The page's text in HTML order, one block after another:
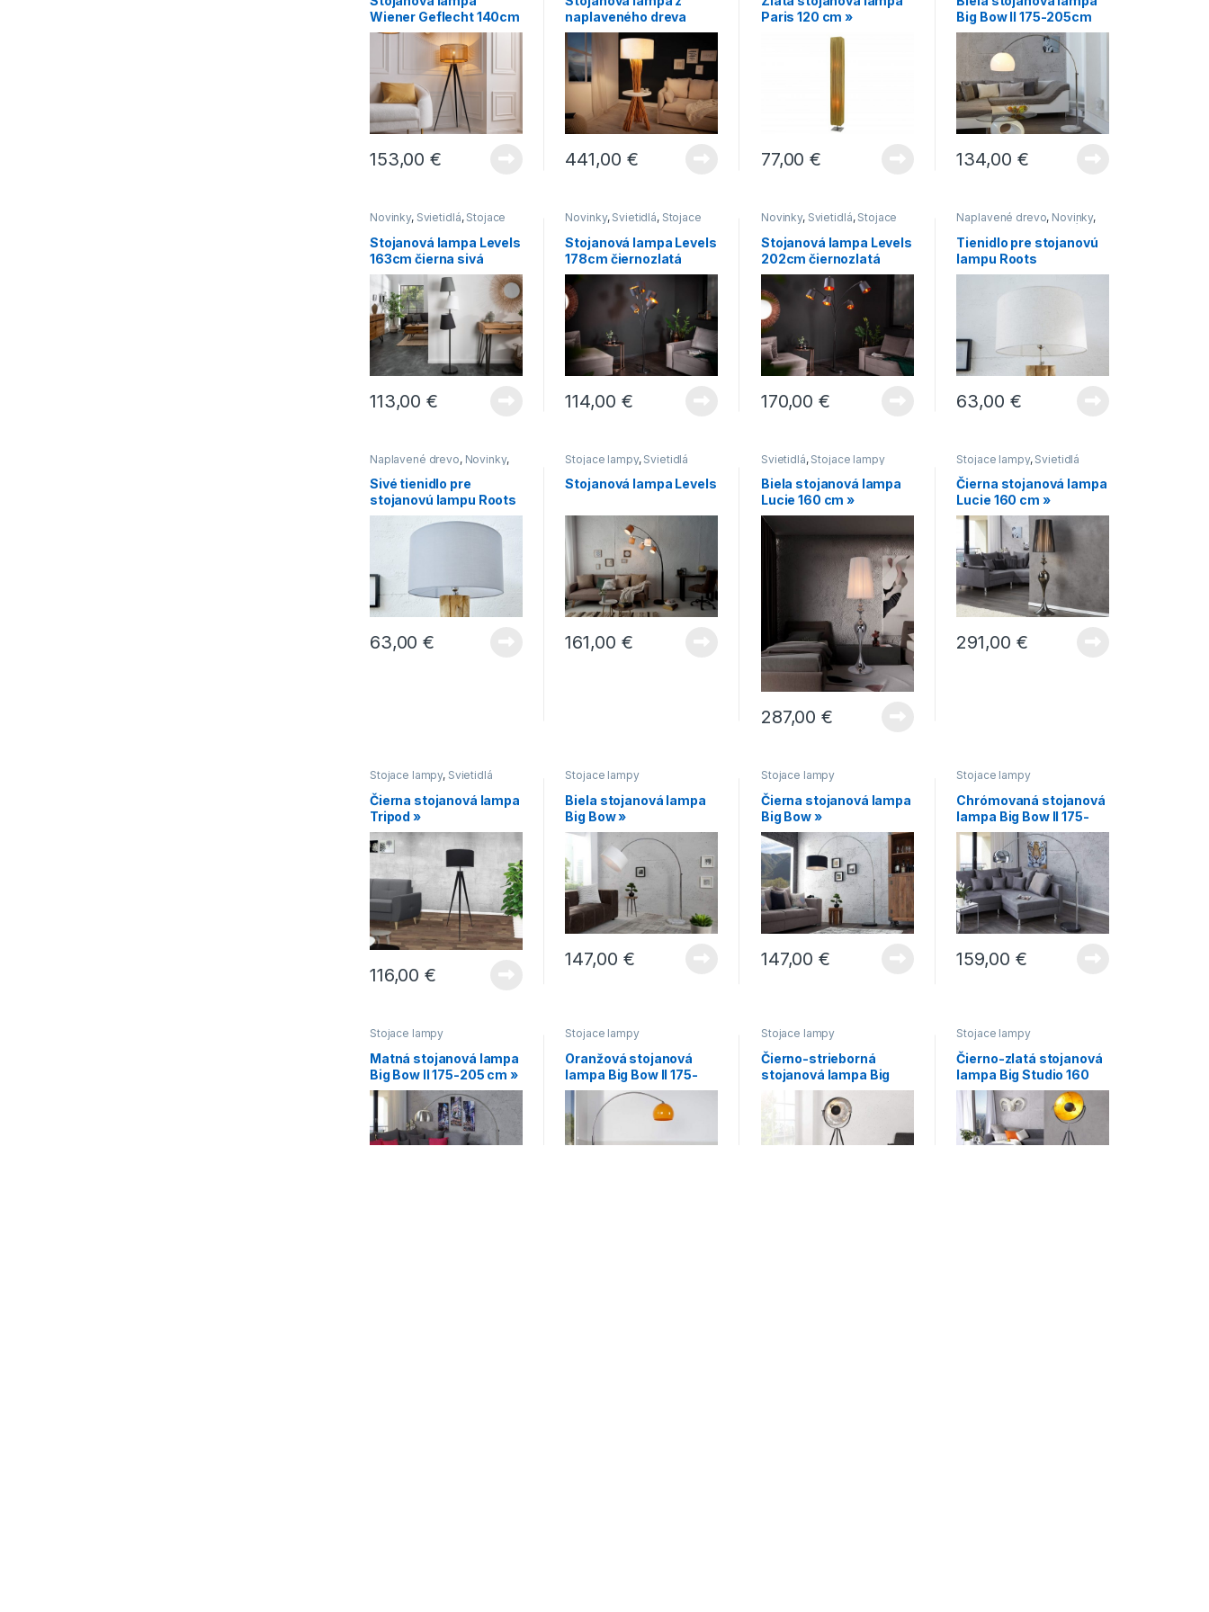
Wiener Geflecht 140cm
čierna
153,00€
naplaveného dreva
Servant 153cm »
441,00 €
Paris 120 cm »
77,00€
Big Bow II 175-205cm
134,00 €
Novinky, Svietidlá, Stojace
Stojanová lampa Levels
163cm čierna sivá
113,00€
Novinky, Svietidlá, Stojace
Stojanová lampa Levels
178cm čiernozlatá
114,00 €
Novinky, Svietidlá, Stojace
Stojanová lampa Levels
202cm čiernozlatá
170,00€
Naplavené drevo, Novinky,
Stojace lampy
Svietidlá
Tienidlo pre stojanovú
lampu Roots
63,00 €
Naplavené drevo, Novinky,
Sivé tienidlo pre
stojanovú lampu Roots
»
63,00€
Stojace lampy, Svietidlá
Stojanová lampa Levels
161,00 €
Svietidlá, Stojace lampy
Biela stojanová lampa
Lucie 160 cm »
287,00€
Stojace lampy, Svietidlá
Čierna stojanová lampa
Lucie 160 cm »
291,00 €
Stojace lampy, Svietidlá
Čierna stojanová lampa
Tripod »
116,00€
Stojace lampy
Biela stojanová lampa
Big Bow »
147,00 €
Stojace lampy
Čierna stojanová lampa
Big Bow »
147,00€
Stojace lampy
Chrómovaná stojanová
lampa Big Bow II 175-
205 cm »
159,00 €
Stojace lampy
Matná stojanová lampa
Big Bow II 175-205 cm »
Stojace lampy
Oranžová stojanová
lampa Big Bow II 175-
205 cm »
Stojace lampy
Čierno-strieborná
stojanová lampa Big
Studio 160 cm »
Stojace lampy
Čierno-zlatá stojanová
lampa Big Studio 160
cm »